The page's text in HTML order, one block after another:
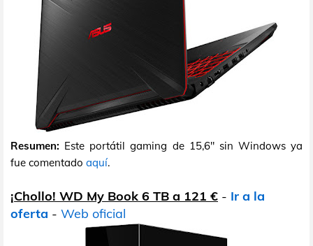
Resumen: Este portátil gaming de 15,6" sin Windows ya
fue comentado aquí.
¡Chollo! WD My Book 6 TB a 121 € - Ir a la
oferta - Web oficial